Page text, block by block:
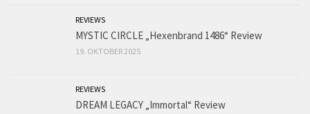
REVIEWS
MYSTIC CIRCLE „Hexenbrand 1486“ Review
19. OKTOBER 2025
REVIEWS
DREAM LEGACY „Immortal“ Review